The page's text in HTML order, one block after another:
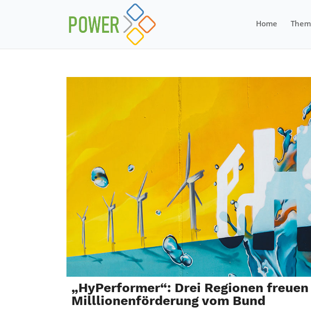
Home
„HyPerformer“: Drei Regionen
Milllionenförderung vom Bund